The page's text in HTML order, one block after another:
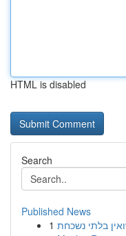
HTML is disabled
Search
Published News
1